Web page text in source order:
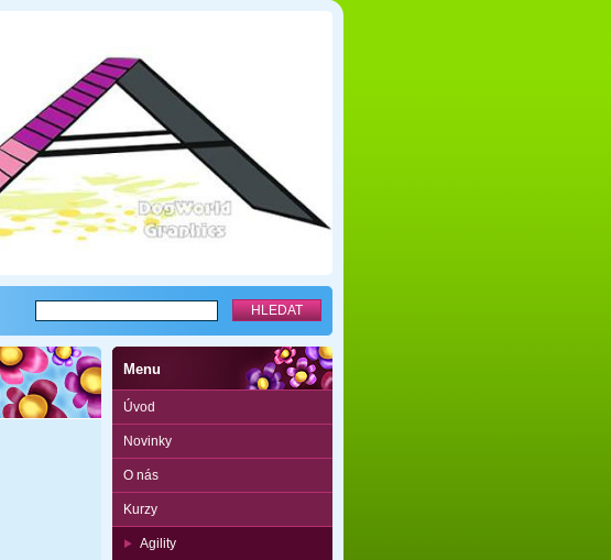
Menu
Úvod
Novinky
O nás
Kurzy
Agility